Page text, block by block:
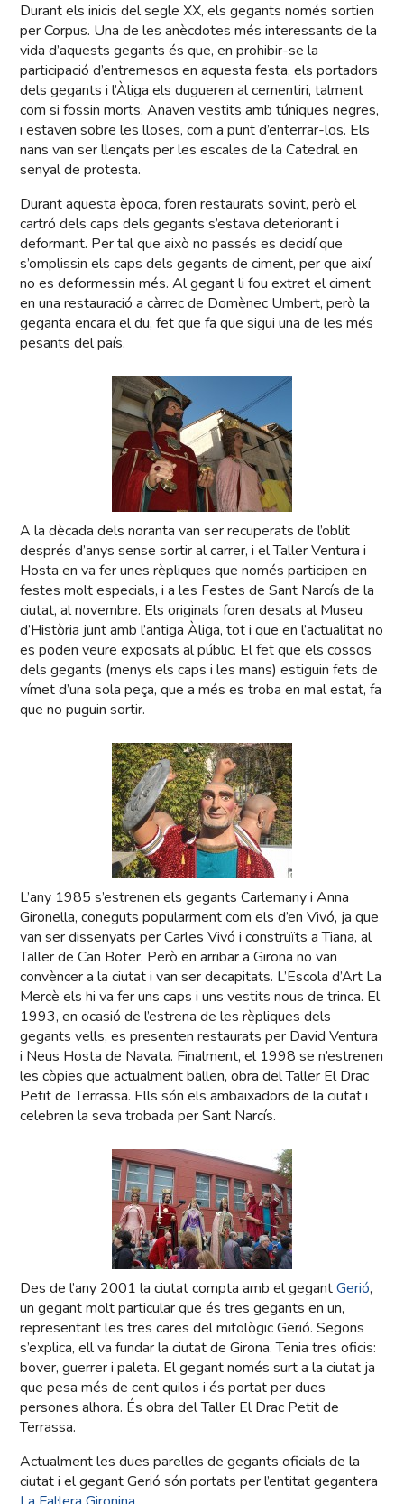
Durant els inicis del segle XX, els gegants només sortien
per Corpus. Una de les anècdotes més interessants de la
vida d’aquests gegants és que, en prohibir-se la
participació d’entremesos en aquesta festa, els portadors
dels gegants i l’Àliga els dugueren al cementiri, talment
com si fossin morts. Anaven vestits amb túniques negres,
i estaven sobre les lloses, com a punt d’enterrar-los. Els
nans van ser llençats per les escales de la Catedral en
senyal de protesta.
Durant aquesta època, foren restaurats sovint, però el
cartró dels caps dels gegants s’estava deteriorant i
deformant. Per tal que això no passés es decidí que
s’omplissin els caps dels gegants de ciment, per que així
no es deformessin més. Al gegant li fou extret el ciment
en una restauració a càrrec de Domènec Umbert, però la
geganta encara el du, fet que fa que sigui una de les més
pesants del país.
A la dècada dels noranta van ser recuperats de l’oblit
després d’anys sense sortir al carrer, i el Taller Ventura i
Hosta en va fer unes rèpliques que només participen en
festes molt especials, i a les Festes de Sant Narcís de la
ciutat, al novembre. Els originals foren desats al Museu
d’Història junt amb l’antiga Àliga, tot i que en l’actualitat no
es poden veure exposats al públic. El fet que els cossos
dels gegants (menys els caps i les mans) estiguin fets de
vímet d’una sola peça, que a més es troba en mal estat, fa
que no puguin sortir.
L’any 1985 s’estrenen els gegants Carlemany i Anna
Gironella, coneguts popularment com els d’en Vivó, ja que
van ser dissenyats per Carles Vivó i construïts a Tiana, al
Taller de Can Boter. Però en arribar a Girona no van
convèncer a la ciutat i van ser decapitats. L’Escola d’Art La
Mercè els hi va fer uns caps i uns vestits nous de trinca. El
1993, en ocasió de l’estrena de les rèpliques dels
gegants vells, es presenten restaurats per David Ventura
i Neus Hosta de Navata. Finalment, el 1998 se n’estrenen
les còpies que actualment ballen, obra del Taller El Drac
Petit de Terrassa. Ells són els ambaixadors de la ciutat i
celebren la seva trobada per Sant Narcís.
Des de l’any 2001 la ciutat compta amb el gegantGerió,
un gegant molt particular que és tres gegants en un,
representant les tres cares del mitològic Gerió. Segons
s’explica, ell va fundar la ciutat de Girona. Tenia tres oficis:
bover, guerrer i paleta. El gegant només surt a la ciutat ja
que pesa més de cent quilos i és portat per dues
persones alhora. És obra del Taller El Drac Petit de
Terrassa.
Actualment les dues parelles de gegants oficials de la
ciutat i el gegant Gerió són portats per l’entitat gegantera